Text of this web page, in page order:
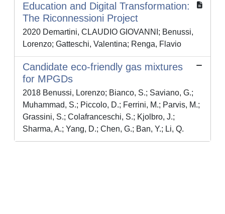
Education and Digital Transformation:
The Riconnessioni Project
2020 Demartini, CLAUDIO GIOVANNI; Benussi,
Lorenzo; Gatteschi, Valentina; Renga, Flavio
Candidate eco-friendly gas mixtures
for MPGDs
2018 Benussi, Lorenzo; Bianco, S.; Saviano, G.;
Muhammad, S.; Piccolo, D.; Ferrini, M.; Parvis, M.;
Grassini, S.; Colafranceschi, S.; Kjolbro, J.;
Sharma, A.; Yang, D.; Chen, G.; Ban, Y.; Li, Q.